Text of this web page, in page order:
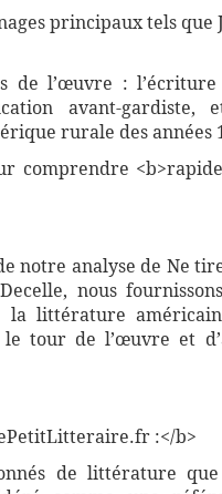
principaux tels que
de l’œuvre :
avant-gardiste,
rurale des années
comprendre
notre analyse de Ne
nous
la littérature
tour de l’œuvre et
:</b>
de littérature